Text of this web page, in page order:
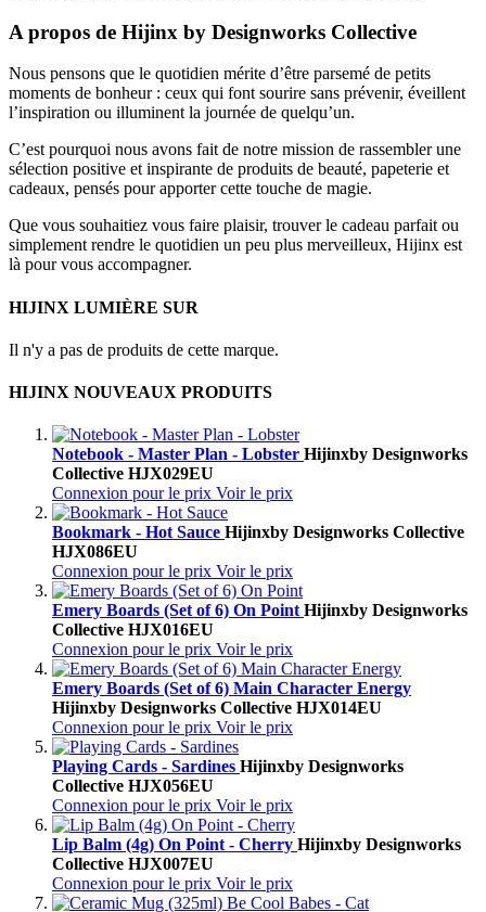
A propos de Hijinx by Designworks Collective
Nous pensons que le quotidien mérite d’être parsemé de petits
moments de bonheur : ceux qui font sourire sans prévenir, éveillent
l’inspiration ou illuminent la journée de quelqu’un.
C’est pourquoi nous avons fait de notre mission de rassembler une
sélection positive et inspirante de produits de beauté, papeterie et
cadeaux, pensés pour apporter cette touche de magie.
Que vous souhaitiez vous faire plaisir, trouver le cadeau parfait ou
simplement rendre le quotidien un peu plus merveilleux, Hijinx est
là pour vous accompagner.
HIJINX LUMIÈRE SUR
Il n'y a pas de produits de cette marque.
HIJINX NOUVEAUX PRODUITS
Notebook - Master Plan - Lobster Hijinxby Designworks
Collective HJX029EU
Connexion pour le prix Voir le prix
Bookmark - Hot Sauce Hijinxby Designworks Collective
HJX086EU
Connexion pour le prix Voir le prix
Emery Boards (Set of 6) On Point Hijinxby Designworks
Collective HJX016EU
Connexion pour le prix Voir le prix
Emery Boards (Set of 6) Main Character Energy
Hijinxby Designworks Collective HJX014EU
Connexion pour le prix Voir le prix
Playing Cards - Sardines Hijinxby Designworks
Collective HJX056EU
Connexion pour le prix Voir le prix
Lip Balm (4g) On Point - Cherry Hijinxby Designworks
Collective HJX007EU
Connexion pour le prix Voir le prix